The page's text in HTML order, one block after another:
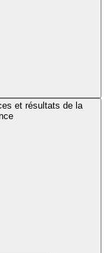
et résultats de la